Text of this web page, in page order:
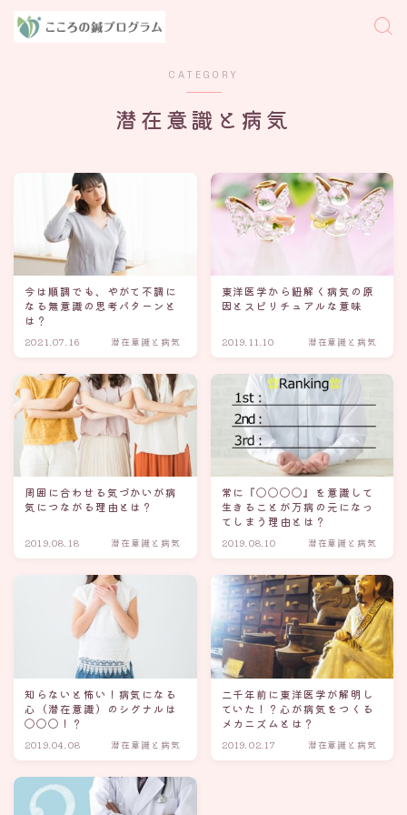
CATEGORY
潜在意識と病気
今は順調でも、やがて不調に
なる無意識の思考パターンと
は？
2021.07.16 潜在意識と病気
東洋医学から紐解く病気の原
因とスピリチュアルな意味
2019.11.10 潜在意識と病気
周囲に合わせる気づかいが病
気につながる理由とは？
2019.08.18 潜在意識と病気
常に『〇〇〇〇』を意識して
生きることが万病の元になっ
てしまう理由とは？
2019.08.10 潜在意識と病気
知らないと怖い！病気になる
心（潜在意識）のシグナルは
〇〇〇！？
2019.04.08 潜在意識と病気
二千年前に東洋医学が解明し
ていた！？心が病気をつくる
メカニズムとは？
2019.02.17 潜在意識と病気